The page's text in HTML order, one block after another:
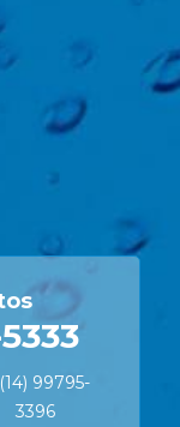
(14) 99795-
3396